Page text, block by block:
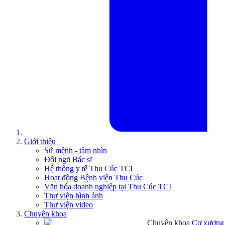
Giới thiệu
Sứ mệnh - tầm nhìn
Đội ngũ Bác sĩ
Hệ thống y tế Thu Cúc TCI
Hoạt động Bệnh viện Thu Cúc
Văn hóa doanh nghiệp tại Thu Cúc TCI
Thư viện hình ảnh
Thư viện video
Chuyên khoa
Chuyên khoa Cơ